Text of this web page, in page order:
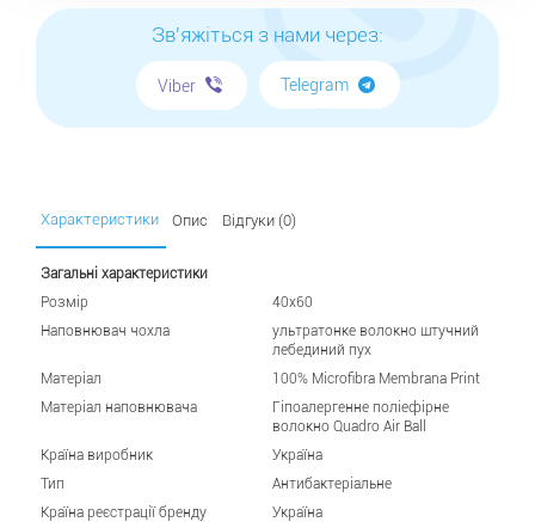
Зв'яжіться з нами через:
Viber Telegram
Характеристики Опис Відгуки (0)
Загальні характеристики
Розмір
40х60
Наповнювач чохла
ультратонке волокно штучний
лебединий пух
Матеріал
100% Microfibra Membrana Print
Матеріал наповнювача
Гіпоалергенне поліефірне
волокно Quadro Air Вall
Країна виробник
Україна
Тип
Антибактеріальне
Країна реєстрації бренду
Україна